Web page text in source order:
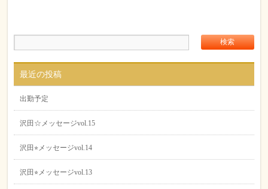
最近の投稿
出勤予定
沢田☆メッセージvol.15
沢田⭐︎メッセージvol.14
沢田⭐︎メッセージvol.13